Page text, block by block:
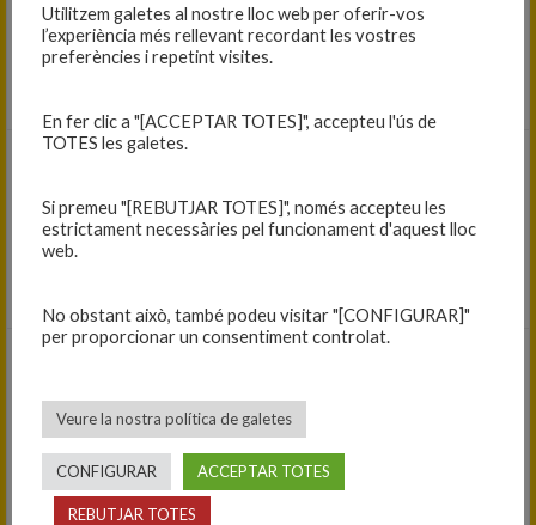
Primer equip femení 2022-23
49-48
Júnior A femení 2022-23
60-51
Sots 25 masculí 2022-23
C.B. HOSTALRIC — C.B. BLANES
Utilitzem galetes al nostre lloc web per oferir-vos
l’experiència més rellevant recordant les vostres
preferències i repetint visites.
En fer clic a "[ACCEPTAR TOTES]", accepteu l'ús de
TOTES les galetes.
Si premeu "[REBUTJAR TOTES]", només accepteu les
estrictament necessàries pel funcionament d'aquest lloc
web.
No obstant això, també podeu visitar "[CONFIGURAR]"
per proporcionar un consentiment controlat.
Veure la nostra política de galetes
CONFIGURAR ACCEPTAR TOTES
REBUTJAR TOTES